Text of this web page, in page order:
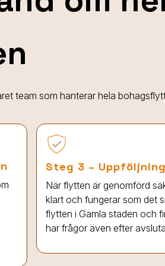
team som hanterar hela
Steg 3 –
När flytten är genomförd
klart och fungerar som det
flytten i Gamla staden och
har frågor även efter